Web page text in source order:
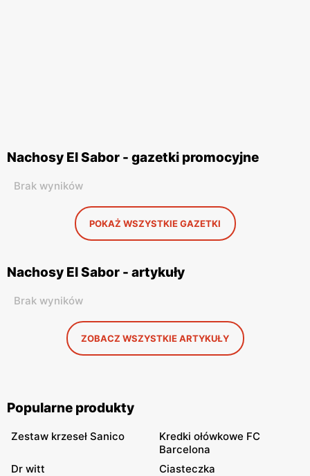
Nachosy El Sabor - gazetki promocyjne
Brak wyników
POKAŻ WSZYSTKIE GAZETKI
Nachosy El Sabor - artykuły
Brak wyników
ZOBACZ WSZYSTKIE ARTYKUŁY
Popularne produkty
Zestaw krzeseł Sanico
Kredki ołówkowe FC
Barcelona
Dr witt
Ciasteczka